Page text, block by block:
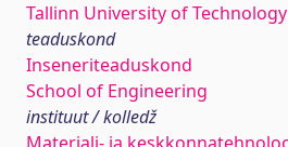
Tallinn University of Technology
teaduskond
Inseneriteaduskond
School of Engineering
instituut / kolledž